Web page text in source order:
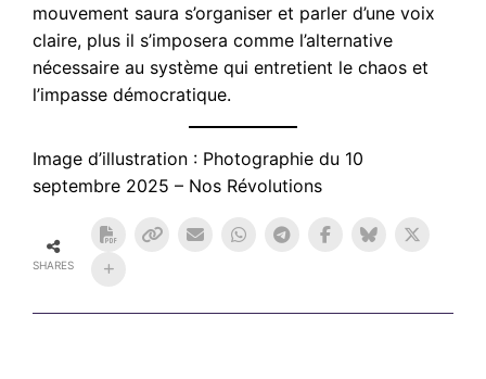
mouvement saura s’organiser et parler d’une voix
claire, plus il s’imposera comme l’alternative
nécessaire au système qui entretient le chaos et
l’impasse démocratique.
Image d’illustration : Photographie du 10
septembre 2025 – Nos Révolutions
SHARES